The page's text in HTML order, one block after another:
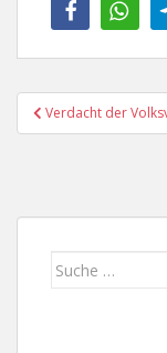
Verdacht der
Suche